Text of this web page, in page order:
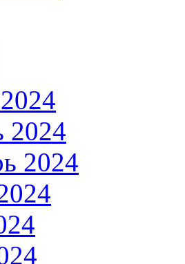
2024
2024